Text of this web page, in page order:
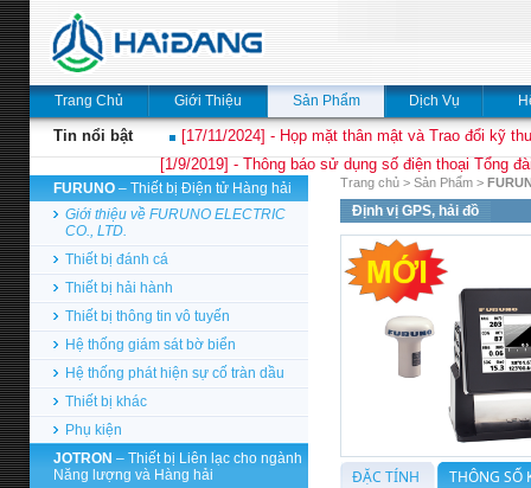
Trang Chủ Giới Thiệu Sản Phẩm Dịch Vụ
Tin nổi bật
[17/11/2024] - Họp mặt thân mật và Trao đổi kỹ
[1/9/2019] - Thông báo sử dụng số điện thoại Tổng
FURUNO – Thiết bị Điện tử Hàng hải
Giới thiệu về FURUNO ELECTRIC
CO., LTD.
Thiết bị đánh cá
Thiết bị hải hành
Thiết bị thông tin vô tuyến
Hệ thống giám sát bờ biển
Hệ thống phát hiện sự cố tràn dầu
Thiết bị khác
Phụ kiện
JOTRON – Thiết bị Liên lạc cho ngành
Năng lượng và Hàng hải
Trang chủ > Sản Phẩm >
Định vị GPS, hải đồ
ĐẶC TÍNH
THÔNG SỐ